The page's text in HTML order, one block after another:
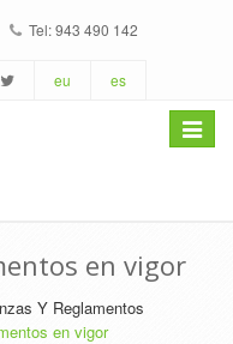
Tel: 943 490 142
eu es
Toggle
en vigor
Y Reglamentos
en vigor